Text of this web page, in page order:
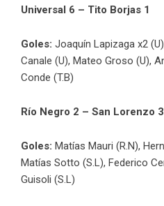
Universal 6 – Tito Borjas 1
Goles: Joaquín Lapizaga x2
Canale (U), Mateo Groso (U),
Conde (T.B)
Río Negro 2 – San Lorenzo 3
Goles: Matías Mauri (R.N),
Matías Sotto (S.L), Federico
Guisoli (S.L)